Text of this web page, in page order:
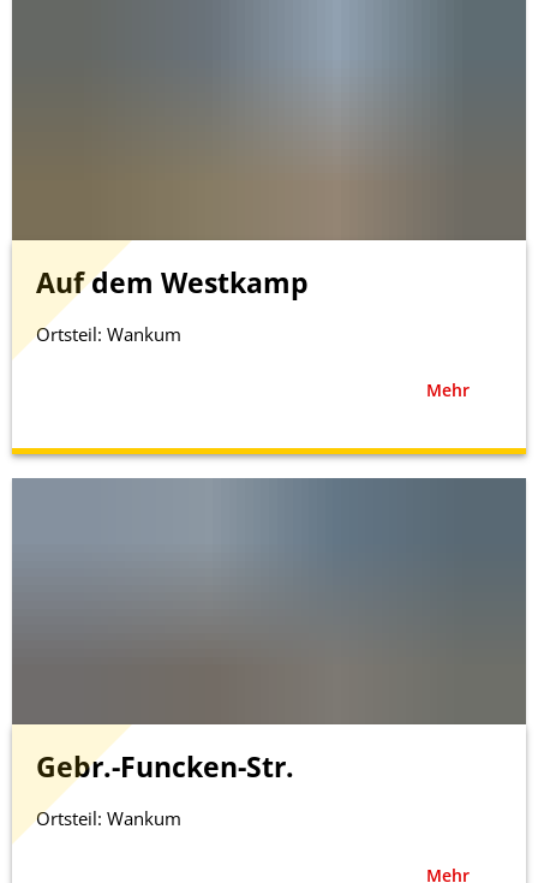
Auf dem Westkamp
Ortsteil: Wankum
Mehr
Gebr.-Funcken-Str.
Ortsteil: Wankum
Mehr